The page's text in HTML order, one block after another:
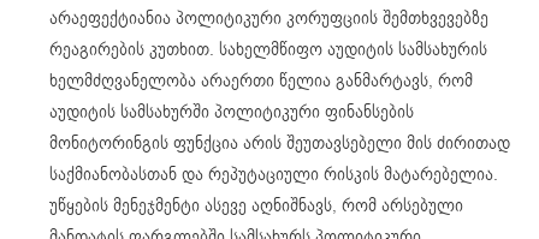
არაეფექტიანია პოლიტიკური კორუფციის შემთხვევებზე
რეაგირების კუთხით. სახელმწიფო აუდიტის სამსახურის
ხელმძღვანელობა არაერთი წელია განმარტავს, რომ
აუდიტის სამსახურში პოლიტიკური ფინანსების
მონიტორინგის ფუნქცია არის შეუთავსებელი მის ძირითად
საქმიანობასთან და რეპუტაციული რისკის მატარებელია.
უწყების მენეჯმენტი ასევე აღნიშნავს, რომ არსებული